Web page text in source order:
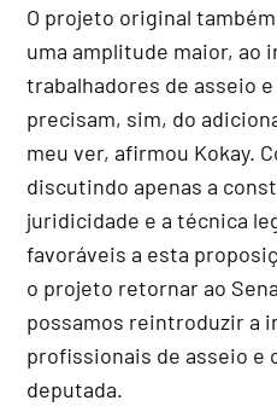
O projeto original
uma amplitude maior, ao
trabalhadores de asseio
precisam, sim, do
meu ver, afirmou Kokay.
discutindo apenas a
juridicidade e a técnica
favoráveis a esta
o projeto retornar ao
possamos reintroduzir a
profissionais de asseio e
deputada.